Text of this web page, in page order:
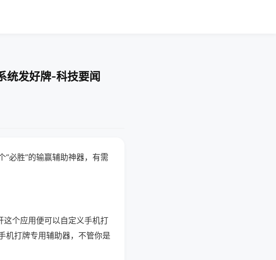
统发好牌-科技要闻
必胜”的输赢辅助神器，有需
这个应用便可以自定义手机打
机打牌专用辅助器，不管你是